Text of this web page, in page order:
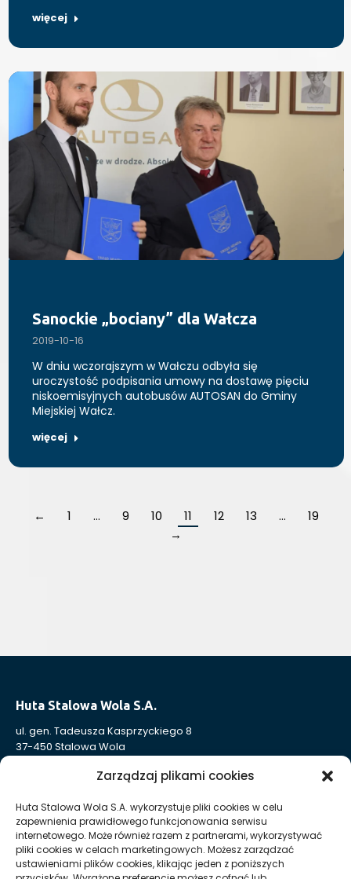
Zarządzaj plikami cookies
Huta Stalowa Wola S.A. wykorzystuje pliki cookies w celu
zapewnienia prawidłowego funkcjonowania serwisu
internetowego. Może również razem z partnerami, wykorzystywać
pliki cookies w celach marketingowych. Możesz zarządzać
ustawieniami plików cookies, klikając jeden z poniższych
więcej
Sanockie „bociany” dla Wałcza
2019-10-16
W dniu wczorajszym w Wałczu odbyła się
uroczystość podpisania umowy na dostawę pięciu
niskoemisyjnych autobusów AUTOSAN do Gminy
Miejskiej Wałcz.
więcej
← 1 … 9 10 11 12 13 …
19
→
Huta Stalowa Wola S.A.
ul. gen. Tadeusza Kasprzyckiego 8
37-450 Stalowa Wola
Nr KRS: 0000004324
REGON: 830005443
Sąd Rejonowy w Rzeszowie, XII Wydział Gospodarczy
Krajowego Rejestru Sądowego
Kapitał Zakładowy: 332 905 973,00 zł – opłacony w całości